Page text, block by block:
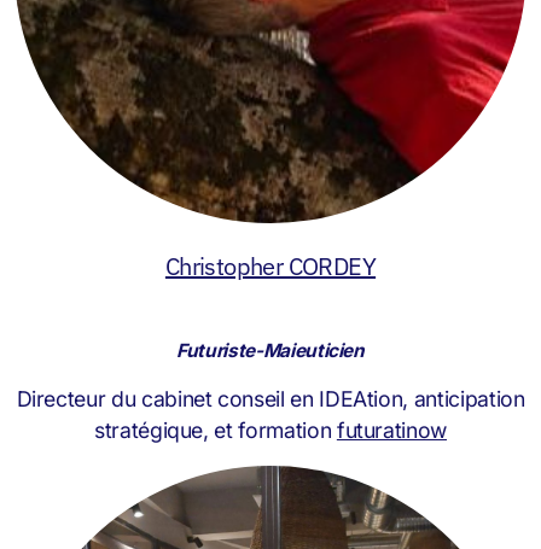
Christopher CORDEY
Futuriste-Maieuticien
Directeur du cabinet conseil en IDEAtion, anticipation
stratégique, et formation futuratinow